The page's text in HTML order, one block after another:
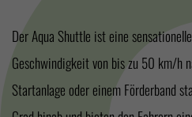
Der Aqua Shuttle ist eine
Geschwindigkeit von bis zu 50 km/h
Startanlage oder einem Förderband
getragen werden. Den Aqua Shuttle
Fahrgäste nach der rasanten
Schwimmbäder möglich bei der